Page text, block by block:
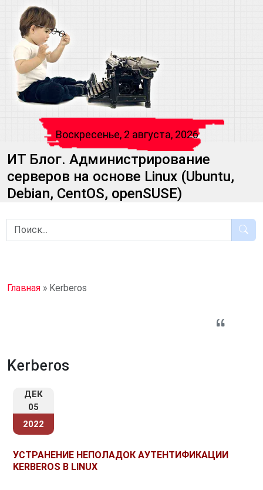
Воскресенье, 2 августа, 2026
ИТ Блог. Администрирование
серверов на основе Linux (Ubuntu,
Debian, CentOS, openSUSE)
Главная » Kerberos
Kerberos
ДЕК
05
2022
УСТРАНЕНИЕ НЕПОЛАДОК АУТЕНТИФИКАЦИИ
KERBEROS В LINUX